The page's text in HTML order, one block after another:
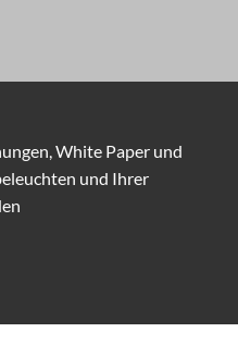
White Paper und
und Ihrer